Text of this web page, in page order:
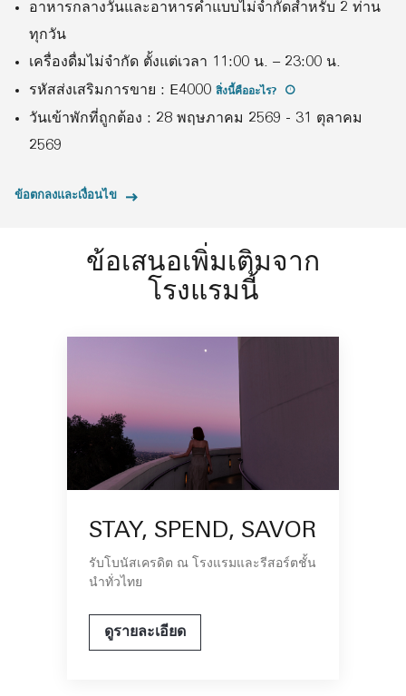
อาหารกลางวันและอาหารค่ำแบบไม่จำกัดสำหรับ 2 ท่าน
ทุกวัน
เครื่องดื่มไม่จำกัด ตั้งแต่เวลา 11:00 น. – 23:00 น.
รหัสส่งเสริมการขาย : E4000 สิ่งนี้คืออะไร?
วันเข้าพักที่ถูกต้อง : 28 พฤษภาคม 2569 - 31 ตุลาคม
2569
ข้อตกลงและเงื่อนไข
ข้อเสนอเพิ่มเติมจาก
โรงแรมนี้
STAY, SPEND, SAVOR
รับโบนัสเครดิต ณ โรงแรมและรีสอร์ตชั้น
นำทั่วไทย
ดูรายละเอียด